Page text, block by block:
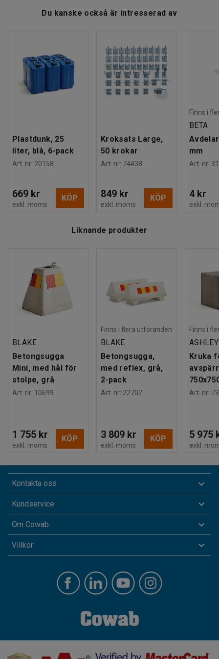
Rek. antal personer för hantering 1
Montering: Levereras monterad
Du kanske också är intresserad av
Plastdunk, 25
liter, blå, 6-pack
Art. nr: 20158
669 kr
exkl. moms
KÖP
Kroksats Large,
50 krokar
Art. nr: 74438
849 kr
exkl. moms
KÖP
Finns i
BETA
mm
Art. nr:
4 kr
exkl.
Liknande produkter
BLAKE
Betongsugga
Mini, med hål för
stolpe, grå
Art. nr: 10699
1 755 kr
exkl. moms
KÖP
Finns i flera utföranden
BLAKE
Betongsugga,
med reflex, grå,
2-pack
Art. nr: 22702
3 809 kr
exkl. moms
KÖP
Finns i
ASHLEY
Kruka
Art. nr:
5 975
exkl.
Kontakta oss
Kundservice
Om Cowab
Villkor